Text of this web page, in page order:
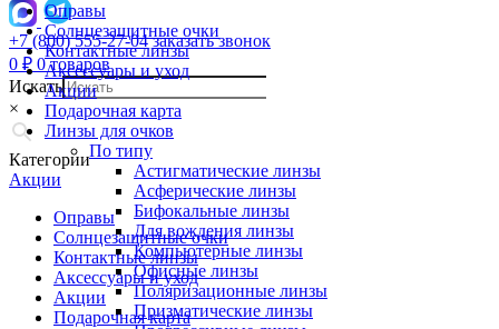
+7 (800) 555-27-04 заказать звонок
0 ₽ 0 товаров
Искать
×
Категории
Акции
Оправы
Солнцезащитные очки
Контактные линзы
Аксессуары и уход
Акции
Подарочная карта
Оправы
Солнцезащитные очки
Контактные линзы
Аксессуары и уход
Акции
Подарочная карта
Линзы для очков
По типу
Астигматические линзы
Асферические линзы
Бифокальные линзы
Для вождения линзы
Компьютерные линзы
Офисные линзы
Поляризационные линзы
Призматические линзы